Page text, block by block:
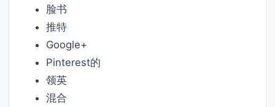
脸书
推特
Google+
Pinterest的
领英
混合